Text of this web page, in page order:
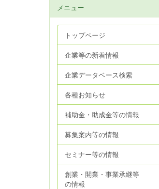
メニュー
トップページ
企業等の新着情報
企業データベース検索
各種お知らせ
補助金・助成金等の情報
募集案内等の情報
セミナー等の情報
創業・開業・事業承継等
の情報